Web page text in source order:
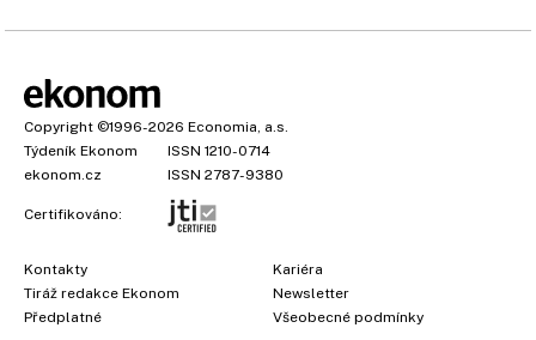
Copyright ©1996-2026 Economia, a.s.
Týdeník Ekonom
ISSN 1210-0714
ekonom.cz
ISSN 2787-9380
Certifikováno:
Kontakty
Tiráž redakce Ekonom
Předplatné
Kariéra
Newsletter
Všeobecné podmínky